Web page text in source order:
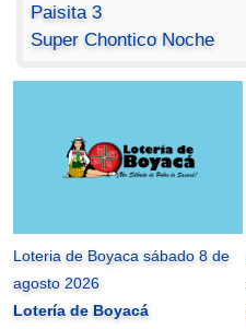
Paisita 3
Super Chontico Noche
Loteria de Boyaca sábado 8 de
agosto 2026
Lotería de Boyacá